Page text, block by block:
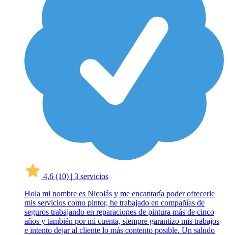
4,6 (10) | 3 servicios
Hola mi nombre es Nicolás y me encantaría poder ofrecerle
mis servicios como pintor, he trabajado en compañías de
seguros trabajando en reparaciones de pintura más de cinco
años y también por mi cuenta, siempre garantizo mis trabajos
e intento dejar al cliente lo más contento posible. Un saludo